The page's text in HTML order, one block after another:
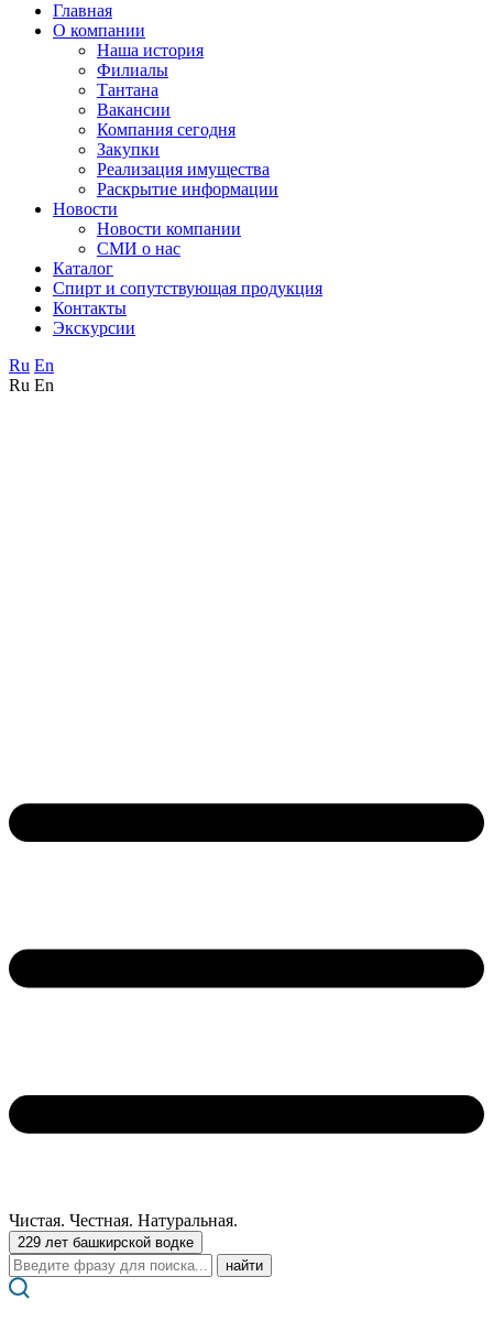
Главная
О компании
Наша история
Филиалы
Тантана
Вакансии
Компания сегодня
Закупки
Реализация имущества
Раскрытие информации
Новости
Новости компании
СМИ о нас
Каталог
Спирт и сопутствующая продукция
Контакты
Экскурсии
Ru En
Ru En
Чистая. Честная. Натуральная.
229 лет башкирской водке
Поиск: